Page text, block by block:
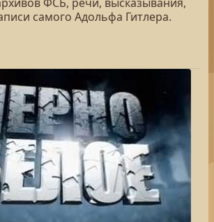
самого Адольфа Гитлера.